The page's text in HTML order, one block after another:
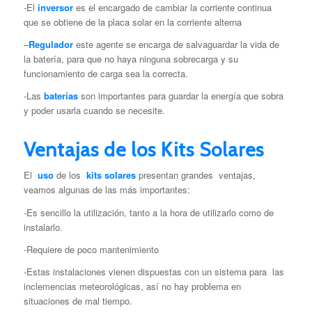
-El inversores el encargado de cambiar la corriente continua
que se obtiene de la placa solar en la corriente alterna
–Reguladoreste agente se encarga de salvaguardar la vida de
la batería, para que no haya ninguna sobrecarga y su
funcionamiento de carga sea la correcta.
-Las bateríasson importantes para guardar la energía que sobra
y poder usarla cuando se necesite.
Ventajas de los Kits Solares
El usode los kits solares presentan grandes ventajas,
veamos algunas de las más importantes:
-Es sencillo la utilización, tanto a la hora de utilizarlo como de
instalarlo.
-Requiere de poco mantenimiento
-Estas instalaciones vienen dispuestas con un sistema para las
inclemencias meteorológicas, así no hay problema en
situaciones de mal tiempo.